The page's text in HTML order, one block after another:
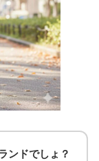
ンドでしょ？